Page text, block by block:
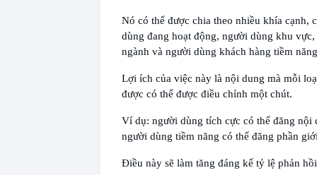
Nó có thể được chia theo nhiều khía cạnh,
dùng đang hoạt động, người dùng khu
ngành và người dùng khách hàng tiềm
Lợi ích của việc này là nội dung mà mỗi
được có thể được điều chỉnh một chút.
Ví dụ: người dùng tích cực có thể đăng nội
người dùng tiềm năng có thể đăng phần
Điều này sẽ làm tăng đáng kể tỷ lệ phản